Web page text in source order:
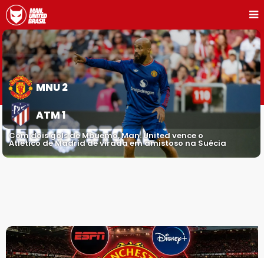
Com dois gols de Mbuemo, Man. United vence o
Atletico de Madrid de virada em amistoso na Suécia
ATM 1
MNU 2